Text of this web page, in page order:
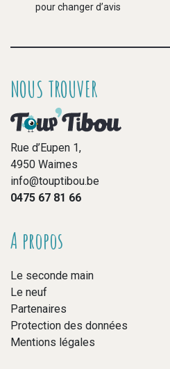
pour changer d’avis
NOUS TROUVER
Rue d’Eupen 1,
4950 Waimes
info@touptibou.be
0475 67 81 66
A propos
Le seconde main
Le neuf
Partenaires
Protection des données
Mentions légales